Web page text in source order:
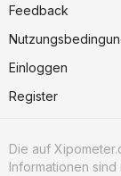
Feedback
Einloggen
Register
Die auf
Informationen